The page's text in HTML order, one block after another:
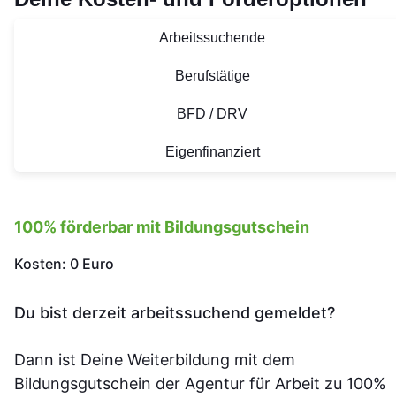
Arbeitssuchende
Berufstätige
BFD / DRV
Eigenfinanziert
100% förderbar mit Bildungsgutschein
Kosten: 0 Euro
Du bist derzeit arbeitssuchend gemeldet?
Dann ist Deine Weiterbildung mit dem
Bildungsgutschein der Agentur für Arbeit zu 100%